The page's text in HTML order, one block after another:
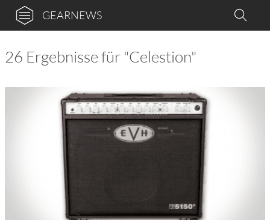
GEARNEWS
26 Ergebnisse für "Celestion"